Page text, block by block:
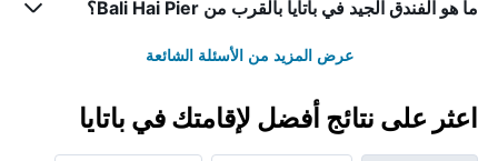
ما هو الفندق الجيد في باتايا بالقرب من Bali Hai Pier؟
عرض المزيد من الأسئلة الشائعة
اعثر على نتائج أفضل لإقامتك في باتايا